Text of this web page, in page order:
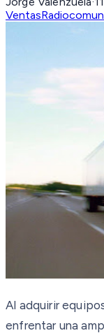
Ventas
Al adquirir
enfrentar una